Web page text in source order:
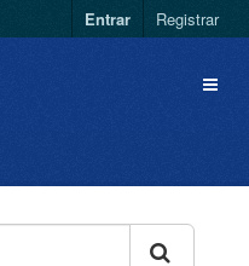
Entrar Registrar